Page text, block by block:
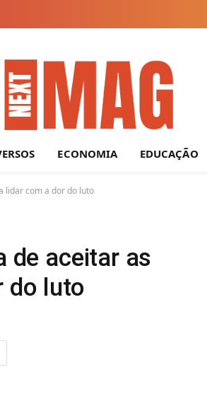
ECONOMIA EDUCAÇÃO
lidar com a dor do luto
de aceitar as
do luto